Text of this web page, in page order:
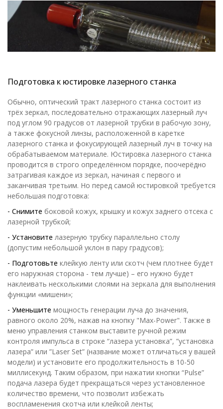
Подготовка к юстировке лазерного станка
Обычно, оптический тракт лазерного станка состоит из
трёх зеркал, последовательно отражающих лазерный луч
под углом 90 градусов от лазерной трубки в рабочую зону,
а также фокусной линзы, расположенной в каретке
лазерного станка и фокусирующей лазерный луч в точку на
обрабатываемом материале. Юстировка лазерного станка
проводится в строго определённом порядке, поочерёдно
затрагивая каждое из зеркал, начиная с первого и
заканчивая третьим. Но перед самой юстировкой требуется
небольшая подготовка:
- Снимите боковой кожух, крышку и кожух заднего отсека с
лазерной трубкой;
- Установите лазерную трубку параллельно столу
(допустим небольшой уклон в пару градусов);
- Подготовьте клейкую ленту или скотч (чем плотнее будет
его наружная сторона - тем лучше) – его нужно будет
наклеивать несколькими слоями на зеркала для выполнения
функции «мишени»;
- Уменьшите мощность генерации луча до значения,
равного около 20%, нажав на кнопку "Max-Power". Также в
меню управления станком выставите ручной режим
контроля импульса в строке “лазера установка”, ”установка
лазера” или ”Laser Set” (название может отличаться у вашей
модели) и установите его продолжительность в 10-50
миллисекунд. Таким образом, при нажатии кнопки “Pulse”
подача лазера будет прекращаться через установленное
количество времени, что позволит избежать
воспламенения скотча или клейкой ленты;